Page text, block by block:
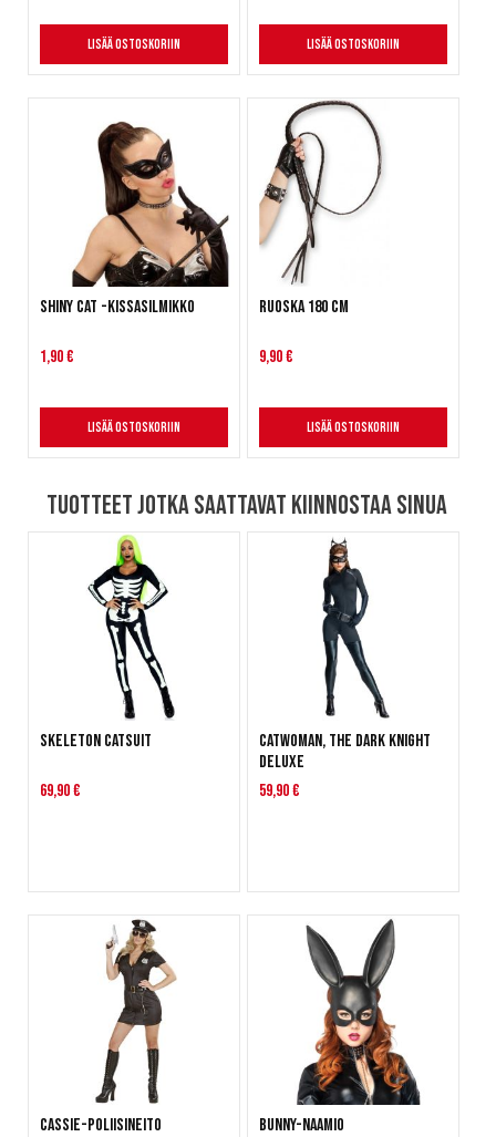
Lisää ostoskoriin Lisää ostoskoriin
Shiny Cat -kissasilmikko
1,90 €
Lisää ostoskoriin
Ruoska 180 cm
9,90 €
Lisää ostoskoriin
Tuotteet jotka saattavat kiinnostaa sinua
Skeleton Catsuit
69,90 €
Catwoman, The Dark Knight
Deluxe
59,90 €
Cassie-poliisineito Bunny-naamio